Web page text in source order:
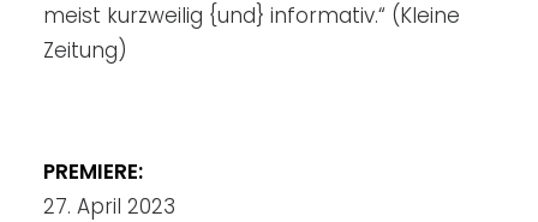
meist kurzweilig {und} informativ.“ (Kleine
Zeitung)
PREMIERE:
27. April 2023